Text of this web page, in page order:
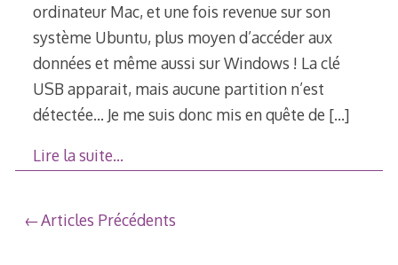
ordinateur Mac, et une fois revenue sur son
système Ubuntu, plus moyen d’accéder aux
données et même aussi sur Windows ! La clé
USB apparait, mais aucune partition n’est
détectée… Je me suis donc mis en quête de […]
Lire la suite…
Navigation
Articles Précédents